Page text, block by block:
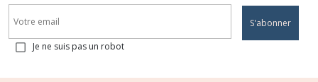
S'abonner
Je ne suis pas un robot